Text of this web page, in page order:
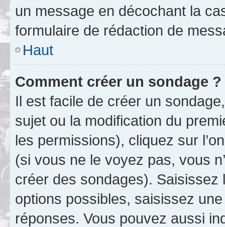
un message en décochant la
formulaire de rédaction de
Haut
Comment créer un sondage ?
Il est facile de créer un
sujet ou la modification du
les permissions), cliquez sur
(si vous ne le voyez pas, vous
créer des sondages).
options possibles, saisissez
réponses. Vous pouvez aussi